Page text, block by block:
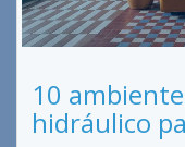
10
hidráulico